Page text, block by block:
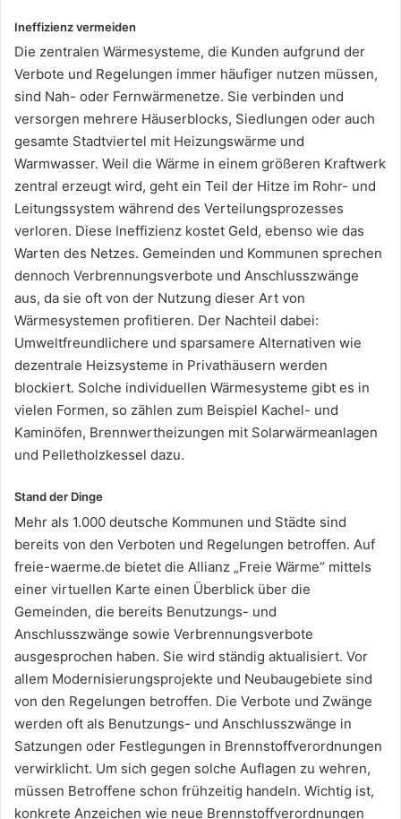
Ineffizienz vermeiden
Die zentralen Wärmesysteme, die Kunden aufgrund der
Verbote und Regelungen immer häufiger nutzen müssen,
sind Nah- oder Fernwärmenetze. Sie verbinden und
versorgen mehrere Häuserblocks, Siedlungen oder auch
gesamte Stadtviertel mit Heizungswärme und
Warmwasser. Weil die Wärme in einem größeren Kraftwerk
zentral erzeugt wird, geht ein Teil der Hitze im Rohr- und
Leitungssystem während des Verteilungsprozesses
verloren. Diese Ineffizienz kostet Geld, ebenso wie das
Warten des Netzes. Gemeinden und Kommunen sprechen
dennoch Verbrennungsverbote und Anschlusszwänge
aus, da sie oft von der Nutzung dieser Art von
Wärmesystemen profitieren. Der Nachteil dabei:
Umweltfreundlichere und sparsamere Alternativen wie
dezentrale Heizsysteme in Privathäusern werden
blockiert. Solche individuellen Wärmesysteme gibt es in
vielen Formen, so zählen zum Beispiel Kachel- und
Kaminöfen, Brennwertheizungen mit Solarwärmeanlagen
und Pelletholzkessel dazu.
Stand der Dinge
Mehr als 1.000 deutsche Kommunen und Städte sind
bereits von den Verboten und Regelungen betroffen. Auf
freie-waerme.de bietet die Allianz „Freie Wärme“ mittels
einer virtuellen Karte einen Überblick über die
Gemeinden, die bereits Benutzungs- und
Anschlusszwänge sowie Verbrennungsverbote
ausgesprochen haben. Sie wird ständig aktualisiert. Vor
allem Modernisierungsprojekte und Neubaugebiete sind
von den Regelungen betroffen. Die Verbote und Zwänge
werden oft als Benutzungs- und Anschlusszwänge in
Satzungen oder Festlegungen in Brennstoffverordnungen
verwirklicht. Um sich gegen solche Auflagen zu wehren,
müssen Betroffene schon frühzeitig handeln. Wichtig ist,
konkrete Anzeichen wie neue Brennstoffverordnungen